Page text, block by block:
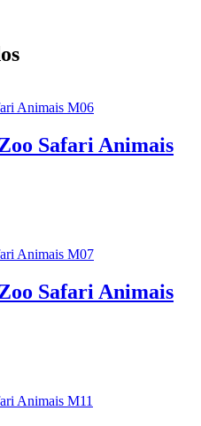
Safari Animais
Safari Animais